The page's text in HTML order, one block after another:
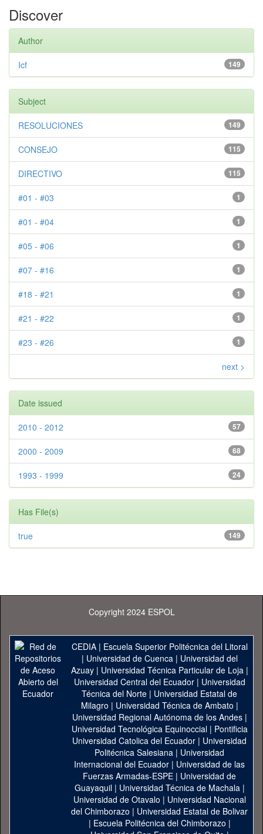
Discover
Author
149
Icf
Subject
149
RESOLUCIONES
115
CONSEJO
115
DIRECTIVO
1
#01 - #03
1
#01 - #04
1
#05 - #06
1
#07 - #16
1
#18 - #21
1
#21 - #22
1
#23 - #26
next >
Date issued
57
2010 - 2012
68
2000 - 2009
24
1993 - 1999
Has File(s)
149
true
Copyright 2024 ESPOL
CEDIA| Escuela Superior Politécnica del Litoral
| Universidad de Cuenca| Universidad del
Azuay| Universidad Técnica Particular de Loja|
Universidad Central del Ecuador| Universidad
Técnica del Norte | Universidad Estatal de
Milagro | Universidad Técnica de Ambato |
Universidad Regional Autónoma de los Andes|
Universidad Tecnológica Equinoccial| Pontificia
Universidad Catolica del Ecuador | Universidad
Politécnica Salesiana | Universidad
Internacional del Ecuador | Universidad de las
Fuerzas Armadas-ESPE | Universidad de
Guayaquil| Universidad Técnica de Machala|
Universidad de Otavalo | Universidad Nacional
del Chimborazo | Universidad Estatal de Bolivar
| Escuela Politécnica del Chimborazo |